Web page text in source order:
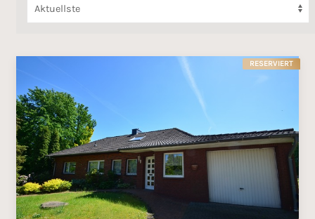
RESERVIERT